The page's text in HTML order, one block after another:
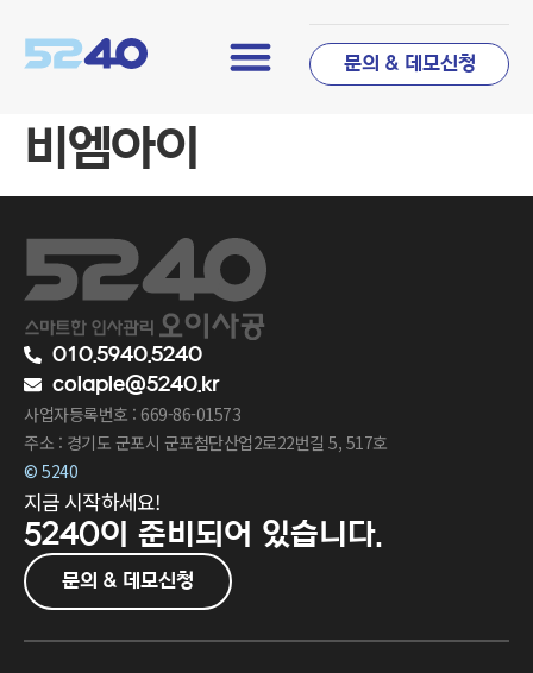
문의 & 데모신청
비엠아이
010.5940.5240
colaple@5240.kr
사업자등록번호 : 669-86-01573
주소 : 경기도 군포시 군포첨단산업2로22번길 5, 517호
© 5240
지금 시작하세요!
5240이 준비되어 있습니다.
문의 & 데모신청